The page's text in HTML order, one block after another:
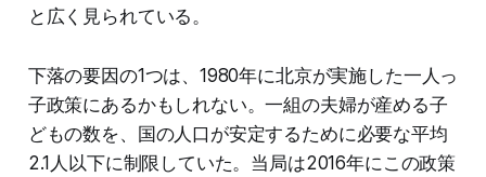
と広く見られている。
下落の要因の1つは、1980年に北京が実施した一人っ
子政策にあるかもしれない。一組の夫婦が産める子
どもの数を、国の人口が安定するために必要な平均
2.1人以下に制限していた。当局は2016年にこの政策